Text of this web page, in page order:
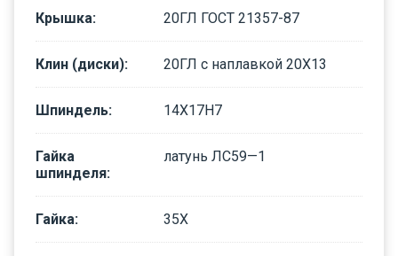
Крышка: 20ГЛ ГОСТ 21357-87
Клин (диски): 20ГЛ с наплавкой 20Х13
Шпиндель: 14Х17Н7
Гайка
шпинделя:
латунь ЛС59—1
Гайка: 35Х